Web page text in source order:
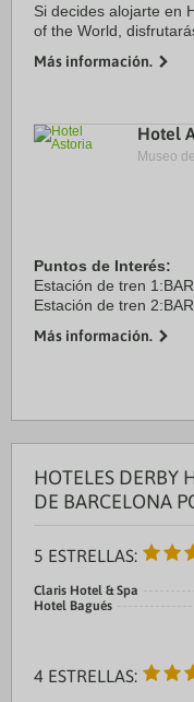
Si decides alojarte en
of the World,
min a pie de Catedral
Más información.
Hotel
Museo
Puntos de Interés:
Estación de tren
Estación de tren
Aeropuerto
Más información.
HOTELES DERBY
DE BARCELONA
5 ESTRELLAS:
Claris Hotel & Spa
Hotel Bagués
4 ESTRELLAS: